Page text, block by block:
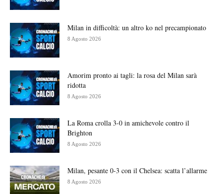
Milan in difficoltà: un altro ko nel precampionato
8 Agosto 2026
Amorim pronto ai tagli: la rosa del Milan sarà
ridotta
8 Agosto 2026
La Roma crolla 3-0 in amichevole contro il
Brighton
8 Agosto 2026
Milan, pesante 0-3 con il Chelsea: scatta l’allarme
8 Agosto 2026